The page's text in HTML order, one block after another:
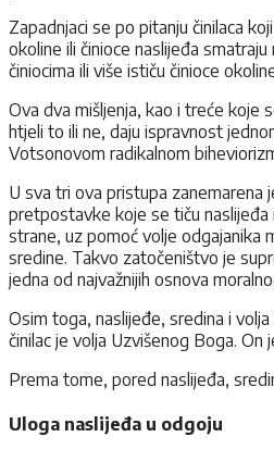
Zapadnjaci se po pitanju činilaca
okoline ili činioce naslijeđa
činiocima ili više ističu činioce
Ova dva mišljenja, kao i treće koje
htjeli to ili ne, daju ispravnost
Votsonovom radikalnom
U sva tri ova pristupa zanemarena
pretpostavke koje se tiču naslijeđa
strane, uz pomoć volje odgajanika
sredine. Takvo zatočeništvo je
jedna od najvažnijih osnova
Osim toga, naslijeđe, sredina i
činilac je volja Uzvišenog Boga.
Prema tome, pored naslijeđa,
Uloga naslijeđa u odgoju